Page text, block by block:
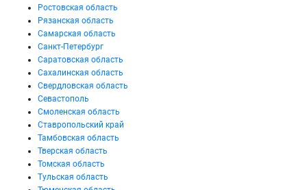
Ростовская область
Рязанская область
Самарская область
Санкт-Петербург
Саратовская область
Сахалинская область
Свердловская область
Севастополь
Смоленская область
Ставропольский край
Тамбовская область
Тверская область
Томская область
Тульская область